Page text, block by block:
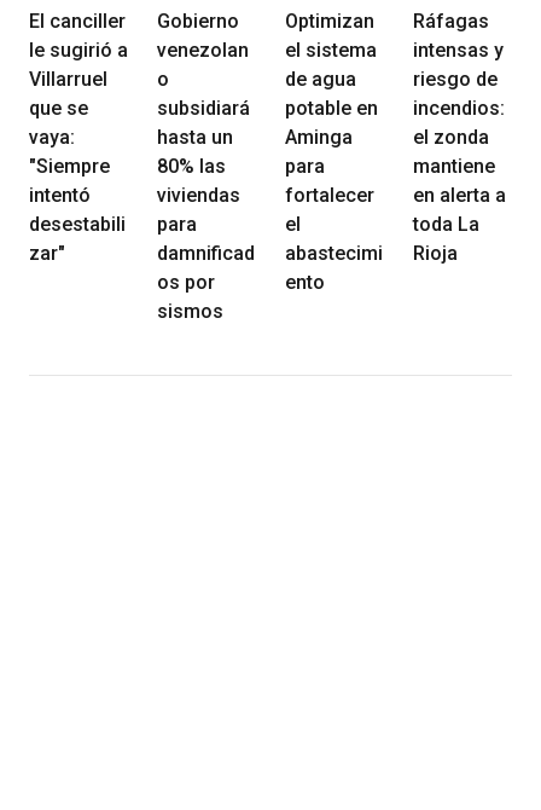
El canciller
le sugirió a
Villarruel
que se
vaya:
"Siempre
intentó
desestabili
zar"
Gobierno
venezolan
o
subsidiará
hasta un
80% las
viviendas
para
damnificad
os por
sismos
Optimizan
el sistema
de agua
potable en
Aminga
para
fortalecer
el
abastecimi
ento
Ráfagas
intensas y
riesgo de
incendios:
el zonda
mantiene
en alerta a
toda La
Rioja